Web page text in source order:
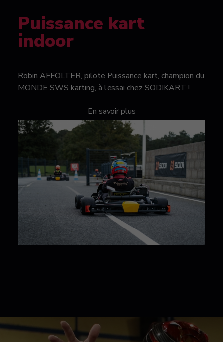
Puissance kart
indoor
Robin AFFOLTER, pilote Puissance kart, champion du
MONDE SWS karting, à l’essai chez SODIKART !
En savoir plus